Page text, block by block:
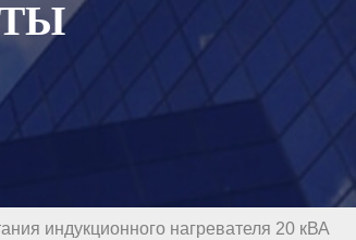
индукционного нагревателя 20 кВА